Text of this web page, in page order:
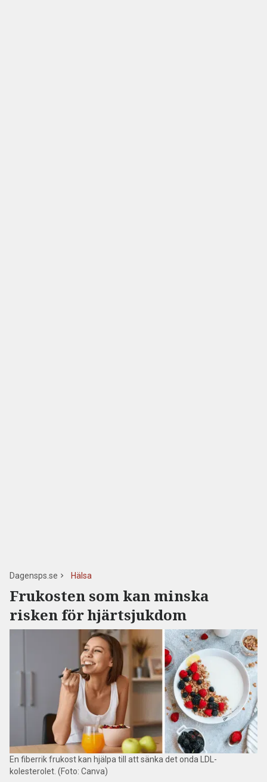
Dagensps.se Hälsa
Frukosten som kan minska
risken för hjärtsjukdom
En fiberrik frukost kan hjälpa till att sänka det onda LDL-
kolesterolet. (Foto: Canva)